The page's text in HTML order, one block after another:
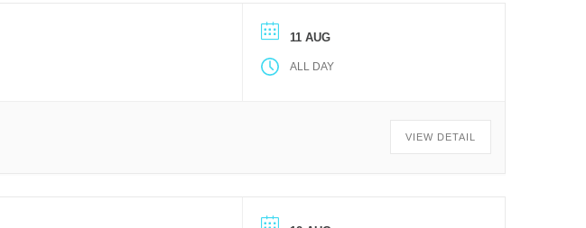
11 AUG
ALL DAY
VIEW DETAIL